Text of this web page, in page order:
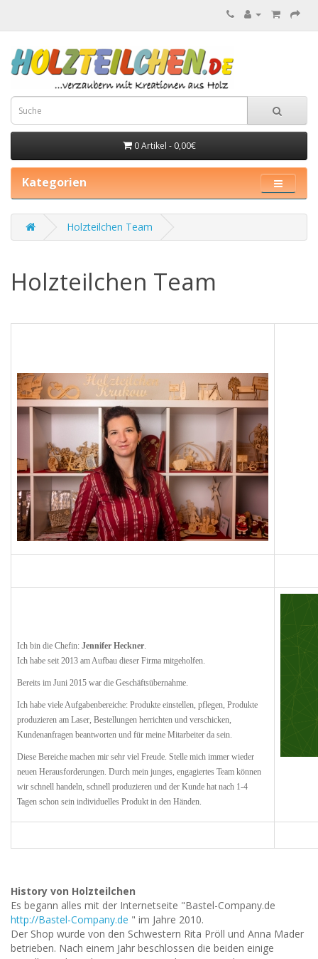
0 Artikel - 0,00€
Kategorien
Holzteilchen Team
Holzteilchen Team
Ich bin die Chefin: Jennifer Heckner.
Ich habe seit 2013 am Aufbau dieser Firma mitgeholfen.
Bereits im Juni 2015 war die Geschäftsübernahme.
Ich habe viele Aufgabenbereiche: Produkte einstellen, pflegen, Produkte
produzieren am Laser, Bestellungen herrichten und verschicken,
Kundenanfragen beantworten und für meine Mitarbeiter da sein.
Diese Bereiche machen mir sehr viel Freude. Stelle mich immer wieder
neuen Herausforderungen. Durch mein junges, engagiertes Team können
wir schnell handeln, schnell produzieren und der Kunde hat nach 1-4
Tagen schon sein individuelles Produkt in den Händen.
History von Holzteilchen
Es begann alles mit der Internetseite "Bastel-Company.de
http://Bastel-Company.de " im Jahre 2010.
Der Shop wurde von den Schwestern Rita Pröll und Anna Mader
betrieben. Nach einem Jahr beschlossen die beiden einige